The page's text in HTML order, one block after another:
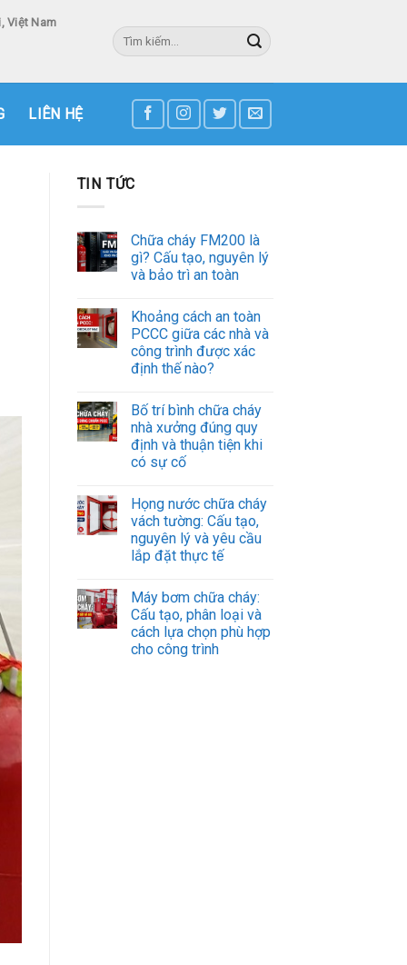
Việt Nam
Tìm
kiếm:
LIÊN HỆ
TIN TỨC
Chữa cháy FM200 là
gì? Cấu tạo, nguyên lý
và bảo trì an toàn
Khoảng cách an toàn
PCCC giữa các nhà và
công trình được xác
định thế nào?
Bố trí bình chữa cháy
nhà xưởng đúng quy
định và thuận tiện khi
có sự cố
Họng nước chữa cháy
vách tường: Cấu tạo,
nguyên lý và yêu cầu
lắp đặt thực tế
Máy bơm chữa cháy:
Cấu tạo, phân loại và
cách lựa chọn phù hợp
cho công trình